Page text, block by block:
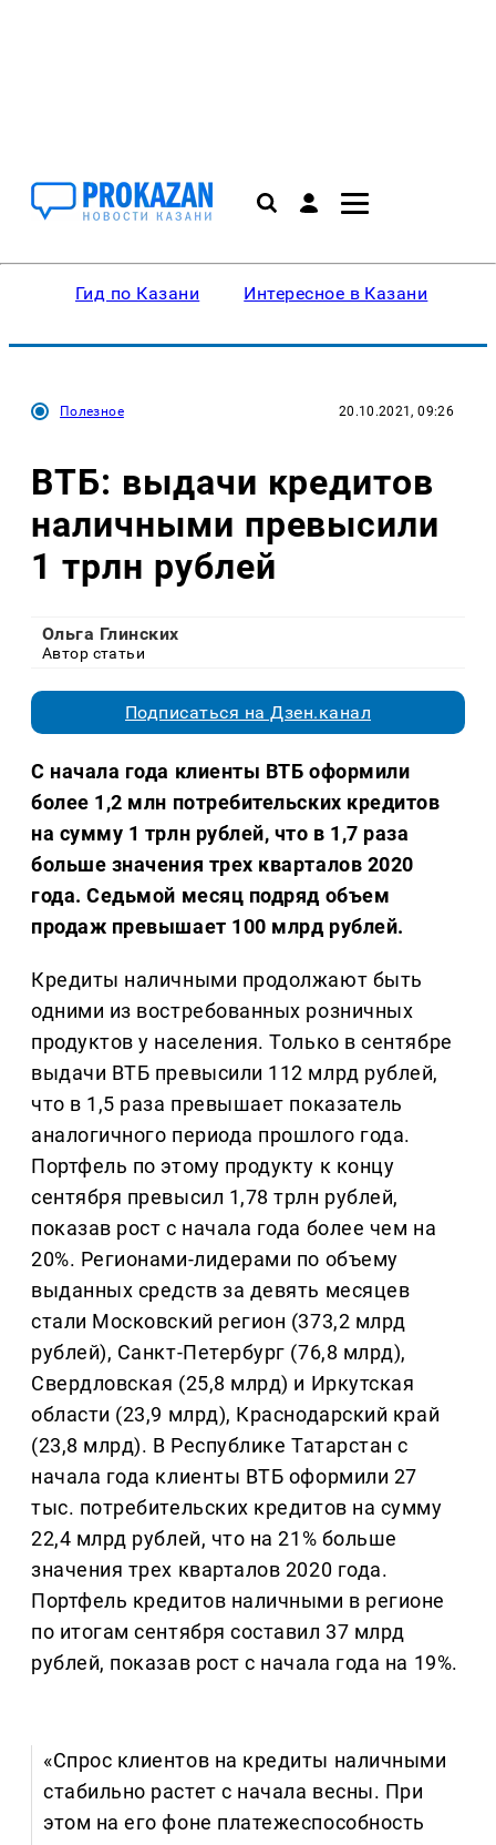
Гид по Казани Интересное в Казани
Полезное 20.10.2021, 09:26
ВТБ: выдачи кредитов
наличными превысили
1 трлн рублей
Ольга Глинских
Автор статьи
Подписаться на Дзен.канал
С начала года клиенты ВТБ оформили
более 1,2 млн потребительских кредитов
на сумму 1 трлн рублей, что в 1,7 раза
больше значения трех кварталов 2020
года. Седьмой месяц подряд объем
продаж превышает 100 млрд рублей.
Кредиты наличными продолжают быть
одними из востребованных розничных
продуктов у населения. Только в сентябре
выдачи ВТБ превысили 112 млрд рублей,
что в 1,5 раза превышает показатель
аналогичного периода прошлого года.
Портфель по этому продукту к концу
сентября превысил 1,78 трлн рублей,
показав рост с начала года более чем на
20%. Регионами-лидерами по объему
выданных средств за девять месяцев
стали Московский регион (373,2 млрд
рублей), Санкт-Петербург (76,8 млрд),
Свердловская (25,8 млрд) и Иркутская
области (23,9 млрд), Краснодарский край
(23,8 млрд). В Республике Татарстан с
начала года клиенты ВТБ оформили 27
тыс. потребительских кредитов на сумму
22,4 млрд рублей, что на 21% больше
значения трех кварталов 2020 года.
Портфель кредитов наличными в регионе
по итогам сентября составил 37 млрд
рублей, показав рост с начала года на 19%.
«Спрос клиентов на кредиты наличными
стабильно растет с начала весны. При
этом на его фоне платежеспособность